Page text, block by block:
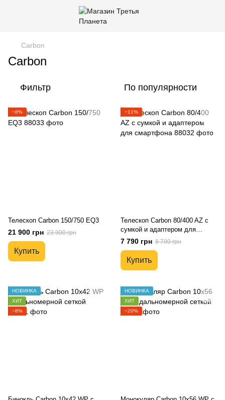
Carbon
Carbon
Фильтр По популярности
−8%
Телескоп Carbon 150/750 EQ3
21 900 грн 23 900 грн
Купить
−11%
Телескоп Carbon 80/400 AZ с
сумкой и адаптером для
смартфона
7 790 грн 8 790 грн
Купить
НОВИНКА
ХИТ
−8%
НОВИНКА
ХИТ
−20%